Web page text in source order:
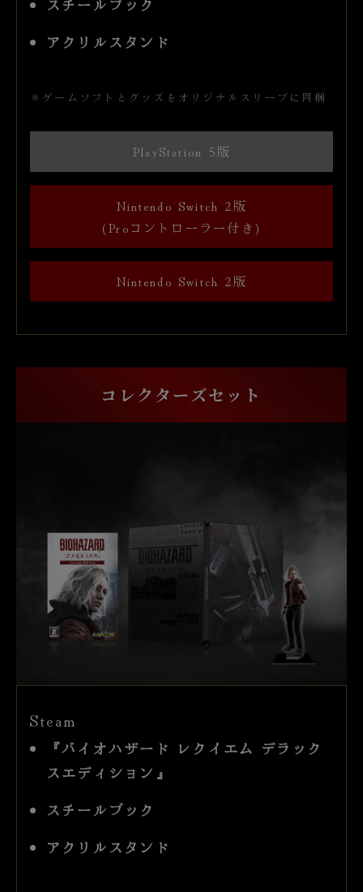
スチールブック
アクリルスタンド
※ゲームソフトとグッズをオリジナルスリーブに同梱
PlayStation 5版
Nintendo Switch 2版
(Proコントローラー付き)
Nintendo Switch 2版
コレクターズセット
Steam
『バイオハザード レクイエム デラック
スエディション』
スチールブック
アクリルスタンド